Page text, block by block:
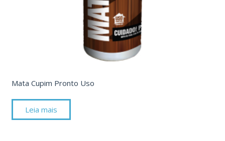
Mata Cupim Pronto Uso
Leia mais